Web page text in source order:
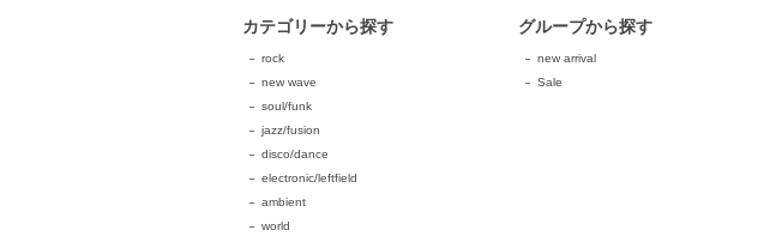
カテゴリーから探す
rock
new wave
soul/funk
jazz/fusion
disco/dance
electronic/leftfield
ambient
world
グループから探す
new arrival
Sale